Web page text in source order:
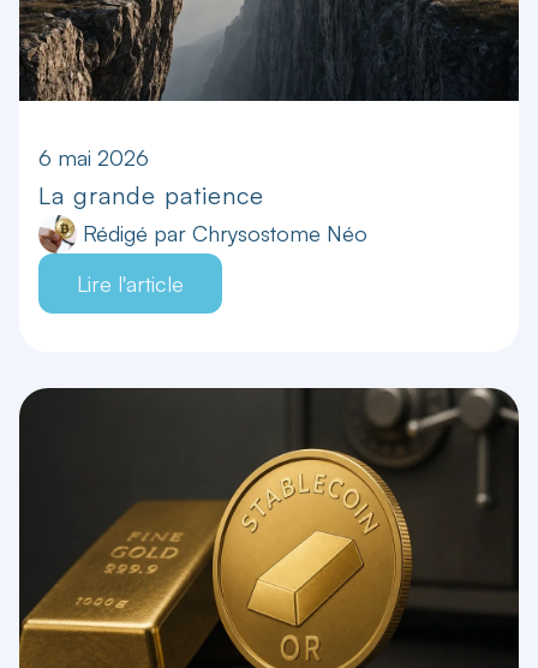
6 mai 2026
La grande patience
Rédigé par Chrysostome Néo
Lire l'article